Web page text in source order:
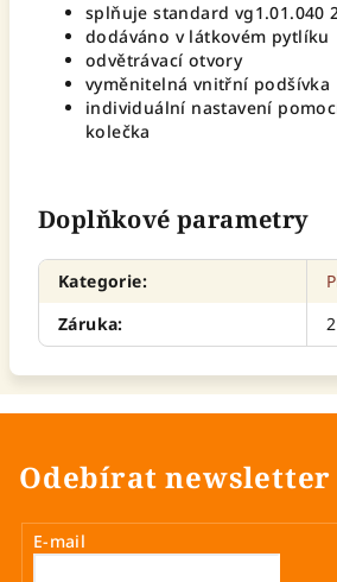
splňuje standard vg1.01.040
dodáváno v látkovém pytlíku
odvětrávací otvory
vyměnitelná vnitřní podšívka
individuální nastavení
kolečka
Doplňkové parametry
Kategorie:
Záruka:
Odebírat newsletter
E-mail